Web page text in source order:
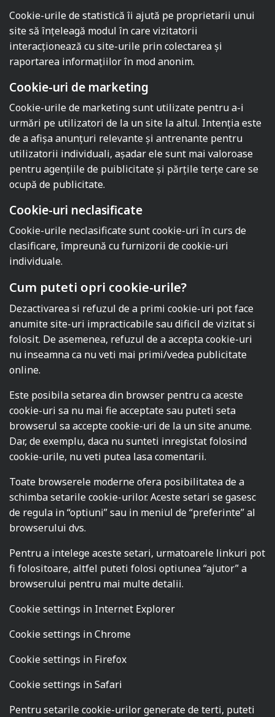
Cookie-urile de statistică îi ajută pe proprietarii unui
site să înţeleagă modul în care vizitatorii
interacţionează cu site-urile prin colectarea şi
raportarea informaţiilor în mod anonim.
Cookie-uri de marketing
Cookie-urile de marketing sunt utilizate pentru a-i
urmări pe utilizatori de la un site la altul. Intenţia este
de a afişa anunţuri relevante şi antrenante pentru
utilizatorii individuali, aşadar ele sunt mai valoroase
pentru agenţiile de puiblicitate şi părţile terţe care se
ocupă de publicitate.
Cookie-uri neclasificate
Cookie-urile neclasificate sunt cookie-uri în curs de
clasificare, împreună cu furnizorii de cookie-uri
individuale.
Cum puteti opri cookie-urile?
Dezactivarea si refuzul de a primi cookie-uri pot face
anumite site-uri impracticabile sau dificil de vizitat si
folosit. De asemenea, refuzul de a accepta cookie-uri
nu inseamna ca nu veti mai primi/vedea publicitate
online.
Este posibila setarea din browser pentru ca aceste
cookie-uri sa nu mai fie acceptate sau puteti seta
browserul sa accepte cookie-uri de la un site anume.
Dar, de exemplu, daca nu sunteti inregistat folosind
cookie-urile, nu veti putea lasa comentarii.
Toate browserele moderne ofera posibilitatea de a
schimba setarile cookie-urilor. Aceste setari se gasesc
de regula in “optiuni” sau in meniul de “preferinte” al
browserului dvs.
Pentru a intelege aceste setari, urmatoarele linkuri pot
fi folositoare, altfel puteti folosi optiunea “ajutor” a
browserului pentru mai multe detalii.
Cookie settings in Internet Explorer
Cookie settings in Chrome
Cookie settings in Firefox
Cookie settings in Safari
Pentru setarile cookie-urilor generate de terti, puteti